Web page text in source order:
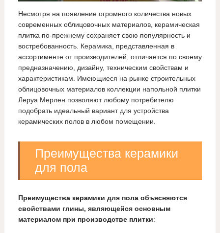
Несмотря на появление огромного количества новых
современных облицовочных материалов, керамическая
плитка по-прежнему сохраняет свою популярность и
востребованность. Керамика, представленная в
ассортименте от производителей, отличается по своему
предназначению, дизайну, техническим свойствам и
характеристикам. Имеющиеся на рынке строительных
облицовочных материалов коллекции напольной плитки
Леруа Мерлен позволяют любому потребителю
подобрать идеальный вариант для устройства
керамических полов в любом помещении.
Преимущества керамики
для пола
Преимущества керамики для пола объясняются
свойствами глины, являющейся основным
материалом при производстве плитки: